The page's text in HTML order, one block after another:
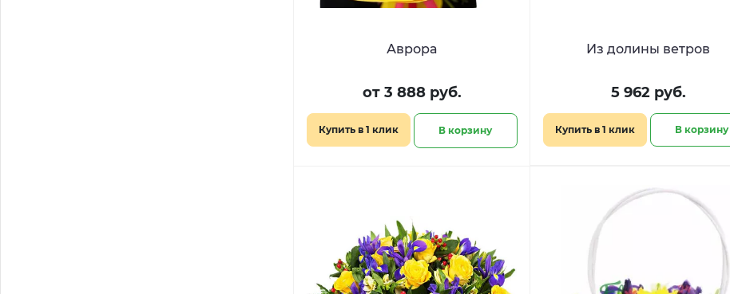
Аврора
от 3 888 руб.
Купить в 1 клик В корзину
Из долины ветров
5 962 руб.
Купить в 1 клик В корзину